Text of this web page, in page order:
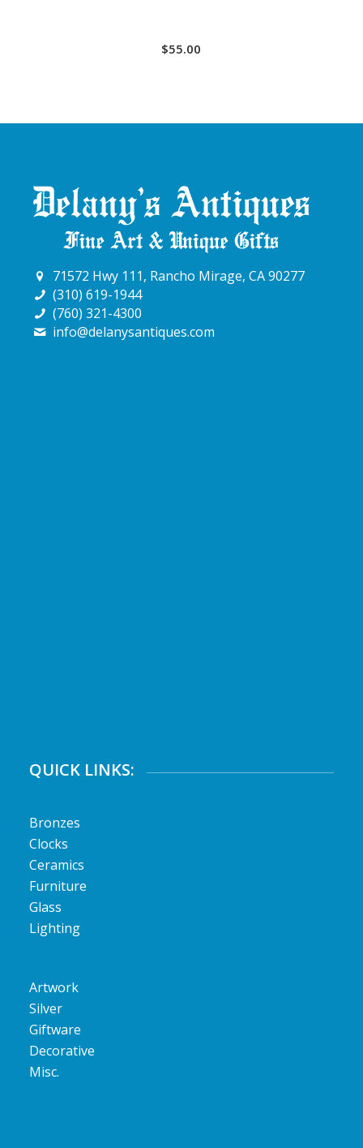
$55.00
71572 Hwy 111, Rancho Mirage, CA 90277
(310) 619-1944
(760) 321-4300
info@delanysantiques.com
QUICK LINKS:
Bronzes
Clocks
Ceramics
Furniture
Glass
Lighting
Artwork
Silver
Giftware
Decorative
Misc.